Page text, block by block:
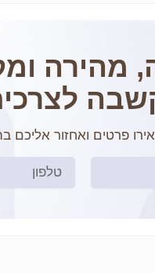
מהירה
פרטים ואחזור אליכם
Phone